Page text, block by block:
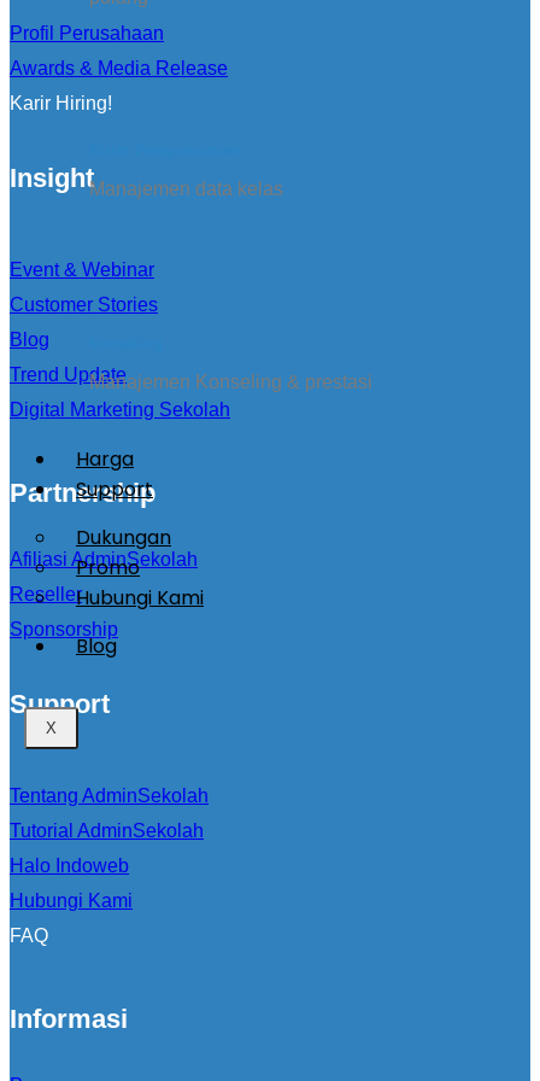
Manajemen data kelas
Manajemen Konseling & prestasi
Harga
Support
Dukungan
Promo
Hubungi Kami
Blog
X
Profil Perusahaan
Awards & Media Release
Karir Hiring!
Insight
Event & Webinar
Customer Stories
Blog
Trend Update
Digital Marketing Sekolah
Partnership
Afiliasi AdminSekolah
Reseller
Sponsorship
Support
Tentang AdminSekolah
Tutorial AdminSekolah
Halo Indoweb
Hubungi Kami
FAQ
Informasi